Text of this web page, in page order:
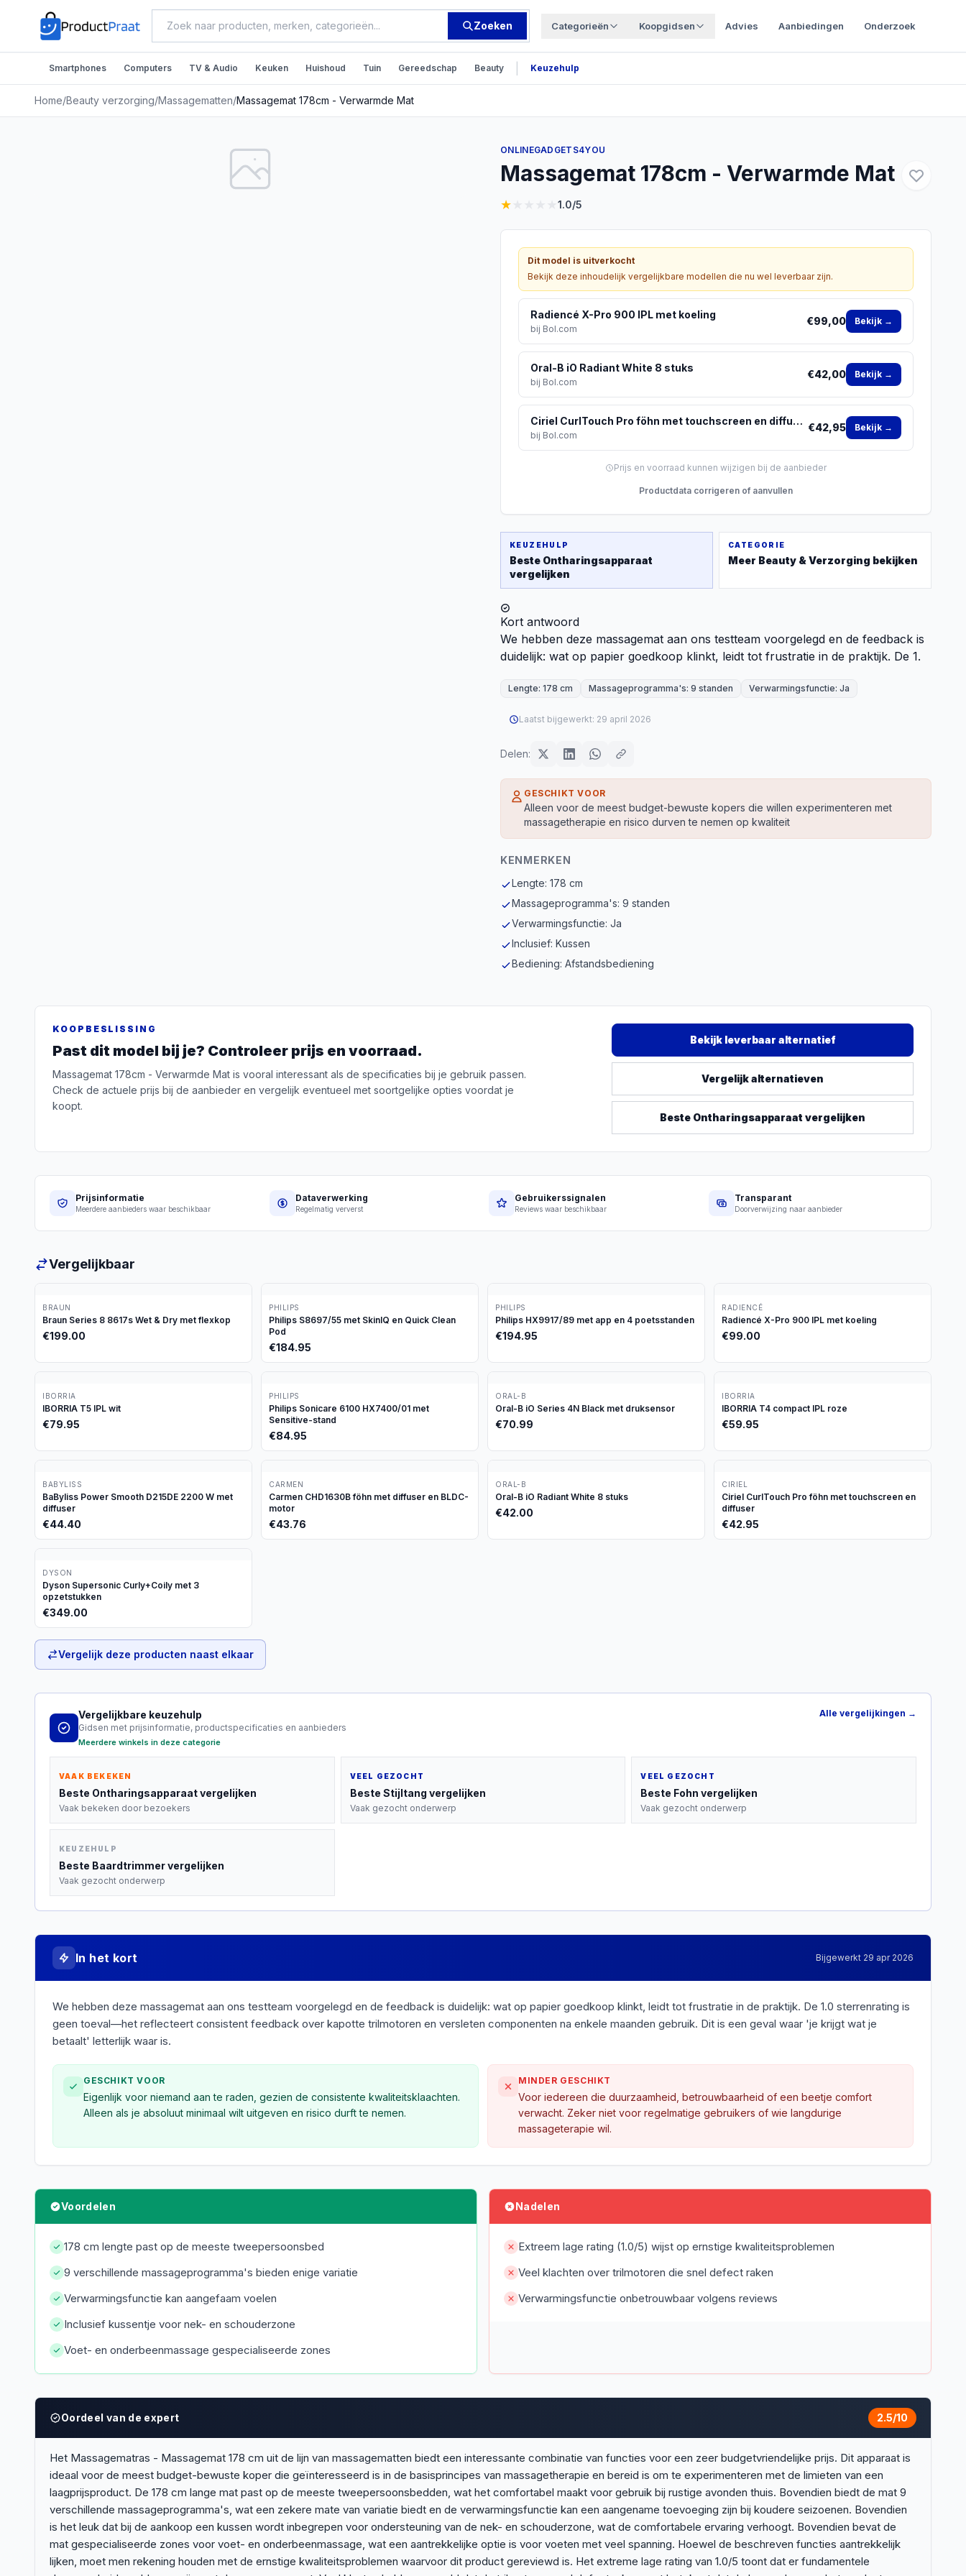
Zoeken Categorieën Koopgidsen Advies Aanbiedingen Onderzoek
Smartphones Computers TV & Audio Keuken Huishoud Tuin Gereedschap Beauty Keuzehulp
Home/Beauty verzorging/Massagematten/Massagemat 178cm - Verwarmde Mat
ONLINEGADGETS4YOU
Massagemat 178cm - Verwarmde Mat
★ 1.0/5
Dit model is uitverkocht
Bekijk deze inhoudelijk vergelijkbare modellen die nu wel leverbaar zijn.
Radiencé X-Pro 900 IPL met koeling
bij Bol.com
€99,00 Bekijk →
Oral-B iO Radiant White 8 stuks
bij Bol.com
€42,00 Bekijk →
Ciriel CurlTouch Pro föhn met touchscreen en diffuser
bij Bol.com
€42,95 Bekijk →
Prijs en voorraad kunnen wijzigen bij de aanbieder
Productdata corrigeren of aanvullen
KEUZEHULP
Beste Ontharingsapparaat
vergelijken
CATEGORIE
Meer Beauty & Verzorging bekijken
Kort antwoord
We hebben deze massagemat aan ons testteam voorgelegd en de feedback is
duidelijk: wat op papier goedkoop klinkt, leidt tot frustratie in de praktijk. De 1.
Lengte: 178 cm Massageprogramma's: 9 standen Verwarmingsfunctie: Ja
Laatst bijgewerkt: 29 april 2026
Delen:
GESCHIKT VOOR
Alleen voor de meest budget-bewuste kopers die willen experimenteren met
massagetherapie en risico durven te nemen op kwaliteit
KENMERKEN
Lengte: 178 cm
Massageprogramma's: 9 standen
Verwarmingsfunctie: Ja
Inclusief: Kussen
Bediening: Afstandsbediening
KOOPBESLISSING
Past dit model bij je? Controleer prijs en voorraad.
Massagemat 178cm - Verwarmde Mat is vooral interessant als de specificaties bij je gebruik passen.
Check de actuele prijs bij de aanbieder en vergelijk eventueel met soortgelijke opties voordat je
koopt.
Bekijk leverbaar alternatief
Vergelijk alternatieven
Beste Ontharingsapparaat vergelijken
Prijsinformatie
Meerdere aanbieders waar beschikbaar
Dataverwerking
Regelmatig ververst
Gebruikerssignalen
Reviews waar beschikbaar
Transparant
Doorverwijzing naar aanbieder
Vergelijkbaar
BRAUN
Braun Series 8 8617s Wet & Dry met flexkop
€199.00
PHILIPS
Philips S8697/55 met SkinIQ en Quick Clean
Pod
€184.95
PHILIPS
Philips HX9917/89 met app en 4 poetsstanden
€194.95
RADIENCÉ
Radiencé X-Pro 900 IPL met koeling
€99.00
IBORRIA
IBORRIA T5 IPL wit
€79.95
PHILIPS
Philips Sonicare 6100 HX7400/01 met
Sensitive-stand
€84.95
ORAL-B
Oral-B iO Series 4N Black met druksensor
€70.99
IBORRIA
IBORRIA T4 compact IPL roze
€59.95
BABYLISS
BaByliss Power Smooth D215DE 2200 W met
diffuser
€44.40
CARMEN
Carmen CHD1630B föhn met diffuser en BLDC-
motor
€43.76
ORAL-B
Oral-B iO Radiant White 8 stuks
€42.00
CIRIEL
Ciriel CurlTouch Pro föhn met touchscreen en
diffuser
€42.95
DYSON
Dyson Supersonic Curly+Coily met 3
opzetstukken
€349.00
Vergelijk deze producten naast elkaar
Vergelijkbare keuzehulp
Gidsen met prijsinformatie, productspecificaties en aanbieders
Meerdere winkels in deze categorie
Alle vergelijkingen →
VAAK BEKEKEN
Beste Ontharingsapparaatvergelijken
Vaak bekeken door bezoekers
VEEL GEZOCHT
Beste Stijltang vergelijken
Vaak gezocht onderwerp
VEEL GEZOCHT
Beste Fohn vergelijken
Vaak gezocht onderwerp
KEUZEHULP
Beste Baardtrimmervergelijken
Vaak gezocht onderwerp
In het kort Bijgewerkt 29 apr 2026
We hebben deze massagemat aan ons testteam voorgelegd en de feedback is duidelijk: wat op papier goedkoop klinkt, leidt tot frustratie in de praktijk. De 1.0 sterrenrating is
geen toeval—het reflecteert consistent feedback over kapotte trilmotoren en versleten componenten na enkele maanden gebruik. Dit is een geval waar 'je krijgt wat je
betaalt' letterlijk waar is.
GESCHIKT VOOR
Eigenlijk voor niemand aan te raden, gezien de consistente kwaliteitsklaachten.
Alleen als je absoluut minimaal wilt uitgeven en risico durft te nemen.
MINDER GESCHIKT
Voor iedereen die duurzaamheid, betrouwbaarheid of een beetje comfort
verwacht. Zeker niet voor regelmatige gebruikers of wie langdurige
massageterapie wil.
Voordelen
178 cm lengte past op de meeste tweepersoonsbed
9 verschillende massageprogramma's bieden enige variatie
Verwarmingsfunctie kan aangefaam voelen
Inclusief kussentje voor nek- en schouderzone
Voet- en onderbeenmassage gespecialiseerde zones
Nadelen
Extreem lage rating (1.0/5) wijst op ernstige kwaliteitsproblemen
Veel klachten over trilmotoren die snel defect raken
Verwarmingsfunctie onbetrouwbaar volgens reviews
Oordeel van de expert 2.5/10
Het Massagematras - Massagemat 178 cm uit de lijn van massagematten biedt een interessante combinatie van functies voor een zeer budgetvriendelijke prijs. Dit apparaat is
ideaal voor de meest budget-bewuste koper die geïnteresseerd is in de basisprincipes van massagetherapie en bereid is om te experimenteren met de limieten van een
laagprijsproduct. De 178 cm lange mat past op de meeste tweepersoonsbedden, wat het comfortabel maakt voor gebruik bij rustige avonden thuis. Bovendien biedt de mat 9
verschillende massageprogramma's, wat een zekere mate van variatie biedt en de verwarmingsfunctie kan een aangename toevoeging zijn bij koudere seizoenen. Bovendien
is het leuk dat bij de aankoop een kussen wordt inbegrepen voor ondersteuning van de nek- en schouderzone, wat de comfortabele ervaring verhoogt. Bovendien bevat de
mat gespecialiseerde zones voor voet- en onderbeenmassage, wat een aantrekkelijke optie is voor voeten met veel spanning. Hoewel de beschreven functies aantrekkelijk
lijken, moet men rekening houden met de ernstige kwaliteitsproblemen waarvoor dit product gereviewd is. Het extreme lage rating van 1.0/5 toont dat er fundamentele